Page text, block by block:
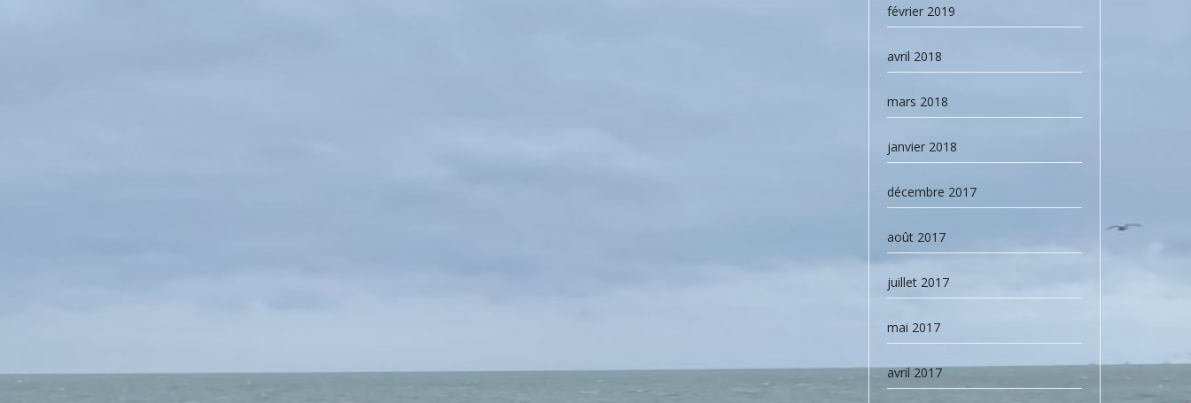
février 2019
avril 2018
mars 2018
janvier 2018
décembre 2017
août 2017
juillet 2017
mai 2017
avril 2017